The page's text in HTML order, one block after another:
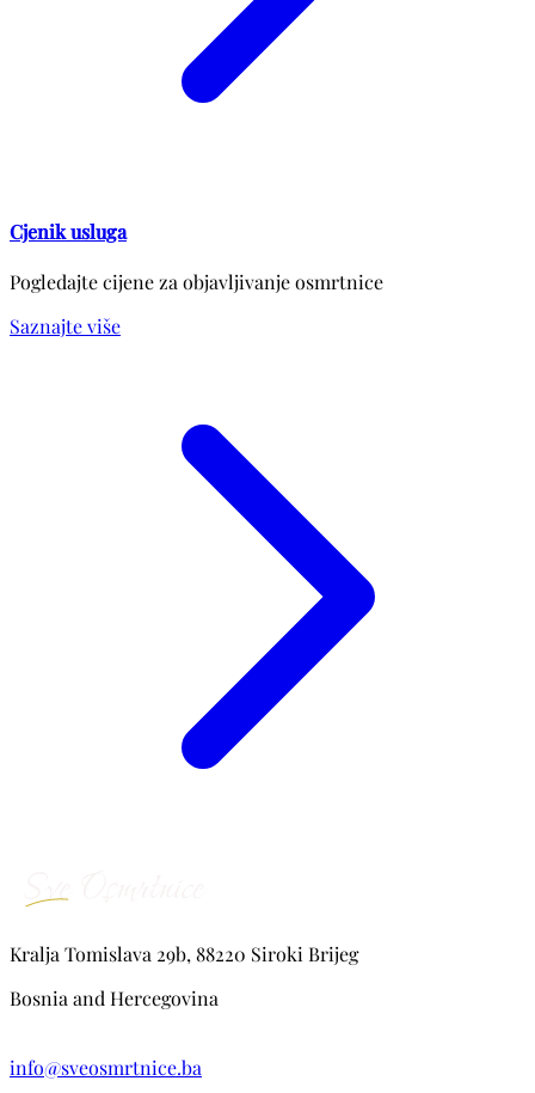
Cjenik usluga
Pogledajte cijene za objavljivanje osmrtnice
Saznajte više
Kralja Tomislava 29b, 88220 Siroki Brijeg
Bosnia and Hercegovina
info@sveosmrtnice.ba